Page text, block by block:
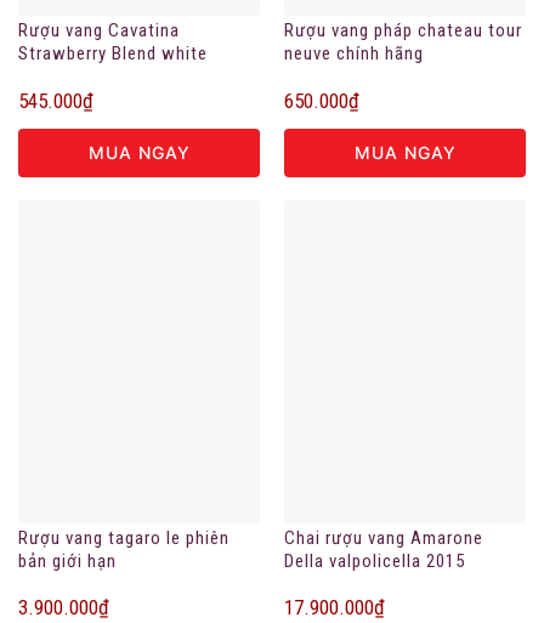
Rượu vang Cavatina
Strawberry Blend white
545.000₫
MUA NGAY
Rượu vang pháp chateau tour
neuve chính hãng
650.000₫
MUA NGAY
Rượu vang tagaro le phiên
bản giới hạn
3.900.000₫
Chai rượu vang Amarone
Della valpolicella 2015
17.900.000₫